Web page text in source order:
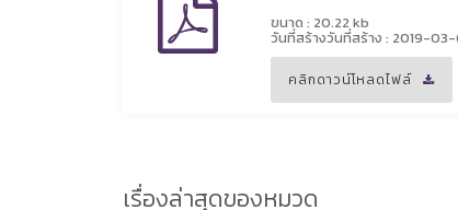
ขนาด : 20.22 kb
วันที่สร้างวันที่สร้าง : 2019-
คลิกดาวน์โหลดไฟล์
เรื่องล่าสุดของหมวด